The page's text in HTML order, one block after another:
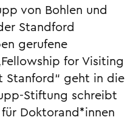
von Bohlen und
Standford
gerufene
for Visiting
Stanford“ geht in die
Stiftung schreibt
Doktoran­d*innen